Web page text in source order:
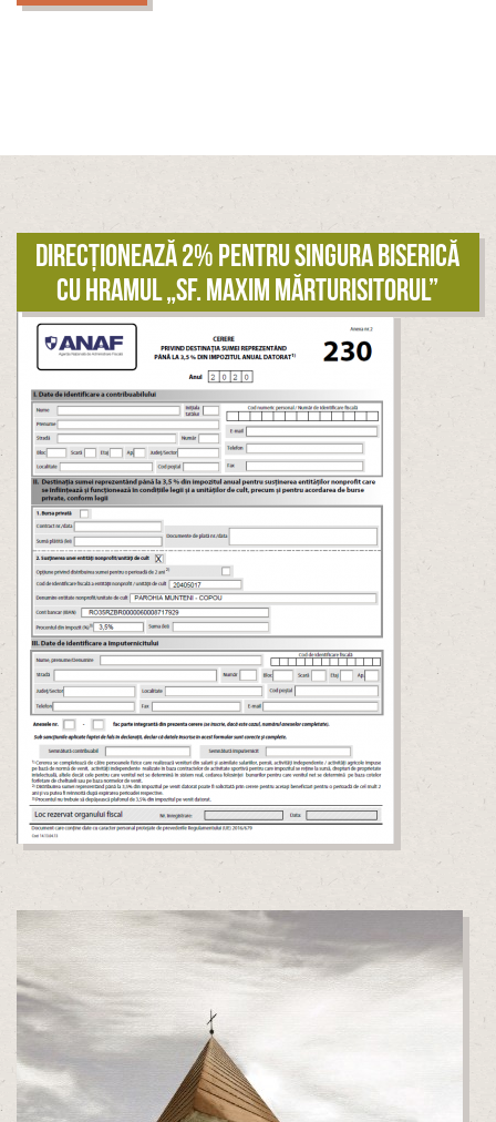
Direcționează 2% pentru singura biserică
cu hramul „Sf. Maxim Mărturisitorul”